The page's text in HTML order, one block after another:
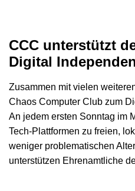
CCC unterstützt
Digital
Zusammen mit vielen
Chaos Computer Club zum
An jedem ersten Sonntag im
Tech-Plattformen zu freien,
weniger problematischen
unterstützen Ehrenamtliche